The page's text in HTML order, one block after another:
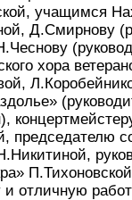
учащимся
Д.Смирнову
хора
председателю
отличную